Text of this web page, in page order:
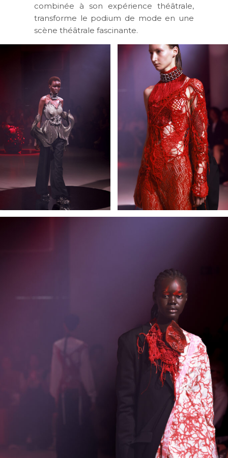
combinée à son expérience théâtrale,
transforme le podium de mode en une
scène théâtrale fascinante.